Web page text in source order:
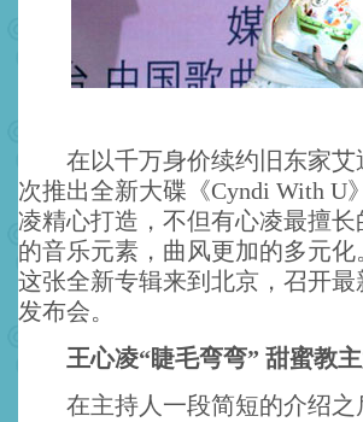
在以千万身价续约旧东家艾
次推出全新大碟《Cyndi With U
凌精心打造，不但有心凌最擅
的音乐元素，曲风更加的多元
这张全新专辑来到北京，召开
发布会。
王心凌“睫毛弯弯” 甜蜜教
在主持人一段简短的介绍之